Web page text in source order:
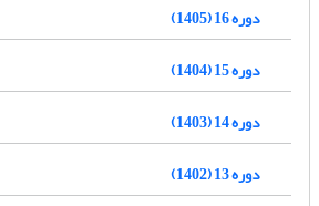
دوره 16 (1405)
دوره 15 (1404)
دوره 14 (1403)
دوره 13 (1402)